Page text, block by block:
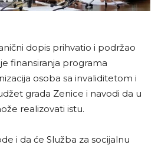
dopis prihvatio i podržao
finansiranja programa
osoba sa invaliditetom i
grada Zenice i navodi da u
realizovati istu.
i da će Služba za socijalnu